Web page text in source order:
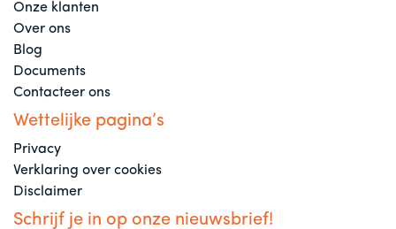
Onze klanten
Over ons
Blog
Documents
Contacteer ons
Wettelijke pagina’s
Privacy
Verklaring over cookies
Disclaimer
Schrijf je in op onze nieuwsbrief!